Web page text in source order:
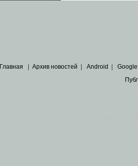
Главная Архив новостей Android Google